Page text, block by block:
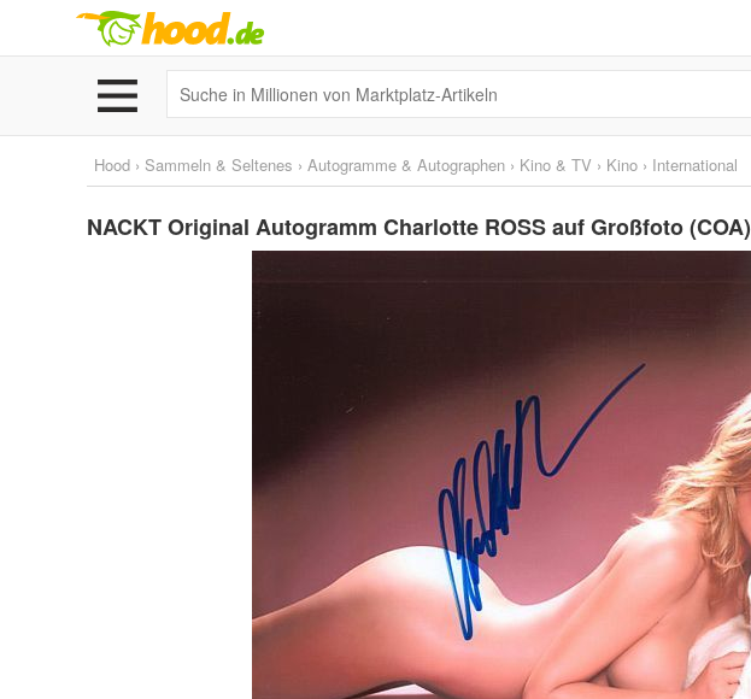
Hood › Sammeln & Seltenes › Autogramme & Autographen › Kino & TV › Kino › International
NACKT Original Autogramm Charlotte ROSS auf Großfoto (COA)